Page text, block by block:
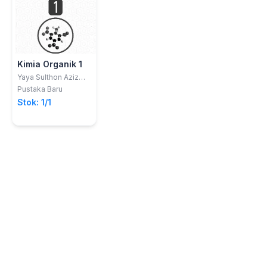
Kimia Organik 1
Yaya Sulthon Aziz
,dan Tatiana Siska
Pustaka Baru
Stok: 1/1